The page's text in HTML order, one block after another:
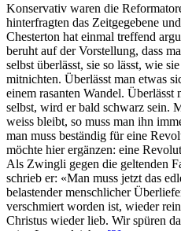
Konservativ waren die
hinterfragten das Zeitgegebene
Chesterton hat einmal treffend
beruht auf der Vorstellung, dass
selbst überlässt, sie so lässt, wie
mitnichten. Überlässt man etwas
einem rasanten Wandel. Überlässt
selbst, wird er bald schwarz sein.
weiss bleibt, so muss man ihn
man muss beständig für eine
möchte hier ergänzen: eine
Als Zwingli gegen die geltenden
schrieb er: «Man muss jetzt das
belastender menschlicher
verschmiert worden ist, wieder
Christus wieder lieb. Wir spüren